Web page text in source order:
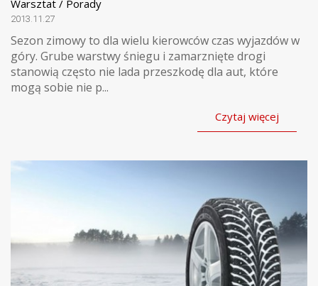
Warsztat / Porady
2013.11.27
Sezon zimowy to dla wielu kierowców czas wyjazdów w
góry. Grube warstwy śniegu i zamarznięte drogi
stanowią często nie lada przeszkodę dla aut, które
mogą sobie nie p...
Czytaj więcej